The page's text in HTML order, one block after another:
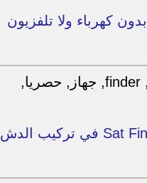
الدش بدون كهرباء ولا تلفزيون
حصريا خطوات وامكنيات جهاز Sat Finder في تركيب الدش